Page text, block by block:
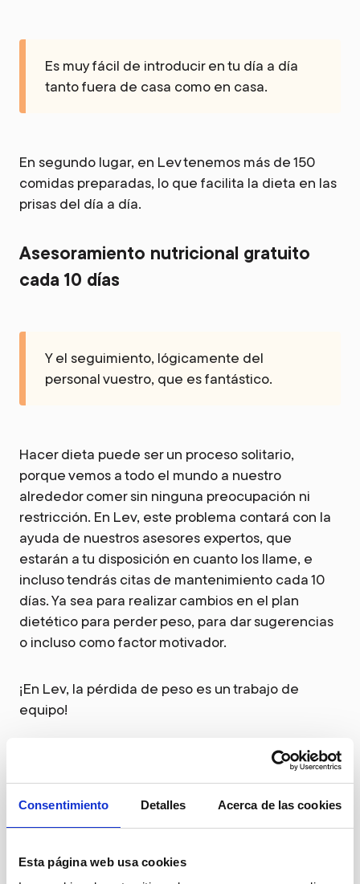
Consentimiento Detalles Acerca de las cookies
Esta página web usa cookies
Es muy fácil de introducir en tu día a día
tanto fuera de casa como en casa.
En segundo lugar, en Lev tenemos más de 150
comidas preparadas, lo que facilita la dieta en las
prisas del día a día.
Asesoramiento nutricional gratuito
cada 10 días
Y el seguimiento, lógicamente del
personal vuestro, que es fantástico.
Hacer dieta puede ser un proceso solitario,
porque vemos a todo el mundo a nuestro
alrededor comer sin ninguna preocupación ni
restricción. En Lev, este problema contará con la
ayuda de nuestros asesores expertos, que
estarán a tu disposición en cuanto los llame, e
incluso tendrás citas de mantenimiento cada 10
días. Ya sea para realizar cambios en el plan
dietético para perder peso, para dar sugerencias
o incluso como factor motivador.
¡En Lev, la pérdida de peso es un trabajo de
equipo!
adaptado a tus objetivos, como el testimonio de
Mamen.
Reserva tu cita gratuita
y sin
punto de vista nutricional.